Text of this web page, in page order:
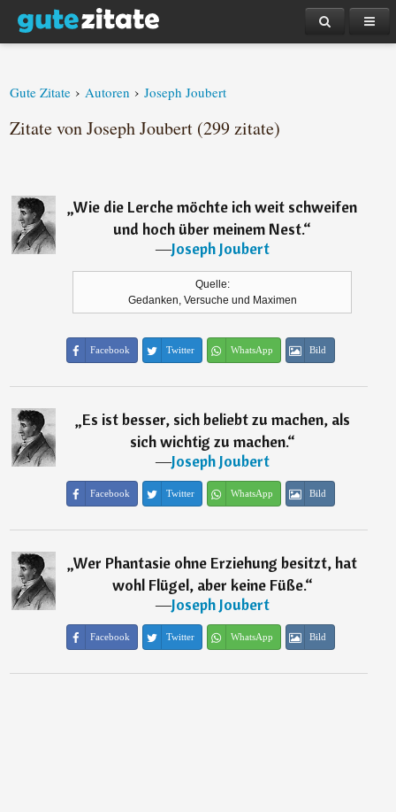
Gute Zitate › Autoren › Joseph Joubert
Zitate von Joseph Joubert (299 zitate)
„Wie die Lerche möchte ich weit schweifen
und hoch über meinem Nest.“
―Joseph Joubert
Quelle:
Gedanken, Versuche und Maximen
Facebook Twitter WhatsApp Bild
„Es ist besser, sich beliebt zu machen, als
sich wichtig zu machen.“
―Joseph Joubert
Facebook Twitter WhatsApp Bild
„Wer Phantasie ohne Erziehung besitzt, hat
wohl Flügel, aber keine Füße.“
―Joseph Joubert
Facebook Twitter WhatsApp Bild